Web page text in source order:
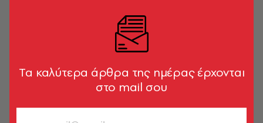
LIFESTYLE
κουρτίνες, το λάθος που κάνουν
όλοι
Tα καλύτερα άρθρα της ημέρας έρχονται
στο mail σου